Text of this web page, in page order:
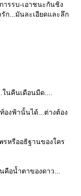
ารรบ-เอาชนะกันชิง
ก...มันละเอียดและลึก
นคืนเดือนมืด....
องฟ้านั้นได้...ต่างต้อง
รหรืออธิฐานของใคร
อน้ำตาของดาว...